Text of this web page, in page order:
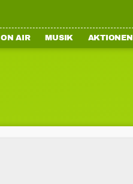
ON AIR MUSIK AKTIONEN